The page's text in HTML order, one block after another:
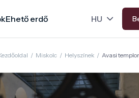
Ehető erdő
/ Miskolc / Helyszínek / Avasi